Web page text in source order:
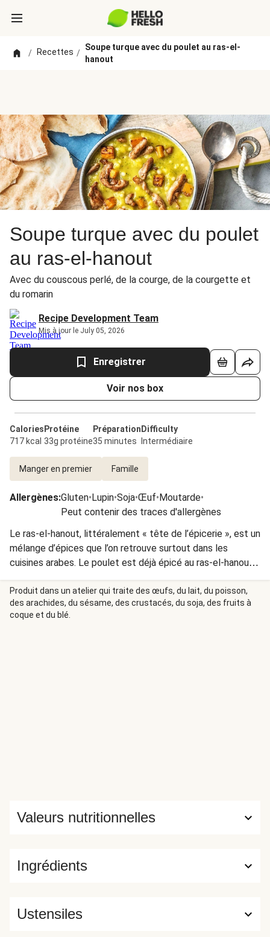
/ Recettes /
Soupe turque avec du poulet au ras-el-
hanout
Soupe turque avec du poulet
au ras-el-hanout
Avec du couscous perlé, de la courge, de la courgette et
du romarin
Recipe Development Team
Mis à jour le July 05, 2026
Enregistrer
Voir nos box
Calories
717 kcal
Protéine
33g protéine
Préparation
35 minutes
Difficulty
Intermédiaire
Manger en premier Famille
Allergènes:Gluten•Lupin•Soja•Œuf•Moutarde•
Peut contenir des traces d'allergènes
Le ras-el-hanout, littéralement « tête de l’épicerie », est un
mélange d’épices que l’on retrouve surtout dans les
cuisines arabes. Le poulet est déjà épicé au ras-el-hanout,
ce qui donne aussi une saveur particulière à la courge.
Produit dans un atelier qui traite des œufs, du lait, du poisson,
des arachides, du sésame, des crustacés, du soja, des fruits à
coque et du blé.
Ingrédients
Valeurs nutritionnelles
Ustensiles